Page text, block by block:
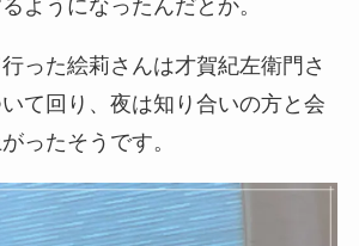
ようになったんだとか。
った絵莉さんは才賀紀左衛門さ
て回り、夜は知り合いの方と会
ったそうです。